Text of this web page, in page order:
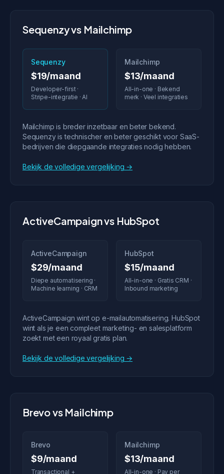
Sequenzy vs Mailchimp
Sequenzy
$19/maand
Developer-first ·
Stripe-integratie · AI
Mailchimp
$13/maand
All-in-one · Bekend
merk · Veel integraties
Mailchimp is breder inzetbaar en beter bekend.
Sequenzy is technischer en beter geschikt voor SaaS-
bedrijven die diepgaande integraties nodig hebben.
Bekijk de volledige vergelijking →
ActiveCampaign vs HubSpot
ActiveCampaign
$29/maand
Diepe automatisering ·
Machine learning · CRM
HubSpot
$15/maand
All-in-one · Gratis CRM ·
Inbound marketing
ActiveCampaign wint op e-mailautomatisering. HubSpot
wint als je een compleet marketing- en salesplatform
zoekt met een royaal gratis plan.
Bekijk de volledige vergelijking →
Brevo vs Mailchimp
Brevo
$9/maand
Transactional +
Mailchimp
$13/maand
All-in-one · Pay per